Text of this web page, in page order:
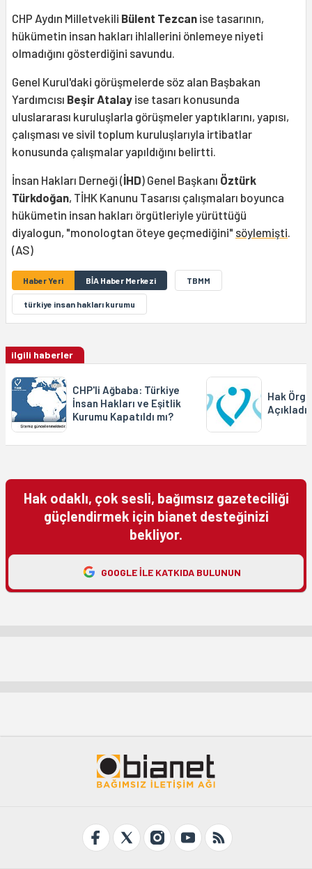
CHP Aydın Milletvekili Bülent Tezcan ise tasarının,
hükümetin insan hakları ihlallerini önlemeye niyeti
olmadığını gösterdiğini savundu.
Genel Kurul'daki görüşmelerde söz alan Başbakan
Yardımcısı Beşir Atalay ise tasarı konusunda
uluslararası kuruluşlarla görüşmeler yaptıklarını, yapısı,
çalışması ve sivil toplum kuruluşlarıyla irtibatlar
konusunda çalışmalar yapıldığını belirtti.
İnsan Hakları Derneği (İHD) Genel Başkanı Öztürk
Türkdoğan, TİHK Kanunu Tasarısı çalışmaları boyunca
hükümetin insan hakları örgütleriyle yürüttüğü
diyalogun, "monologtan öteye geçmediğini" söylemişti.
(AS)
Haber Yeri BİA Haber Merkezi TBMM
türkiye insan hakları kurumu
ilgili haberler
CHP'li Ağbaba: Türkiye
İnsan Hakları ve Eşitlik
Kurumu Kapatıldı mı?
Hak
Açıkladı
Hak odaklı, çok sesli, bağımsız gazeteciliği
güçlendirmek için bianet desteğinizi
bekliyor.
GOOGLE ILE KATKIDA BULUNUN